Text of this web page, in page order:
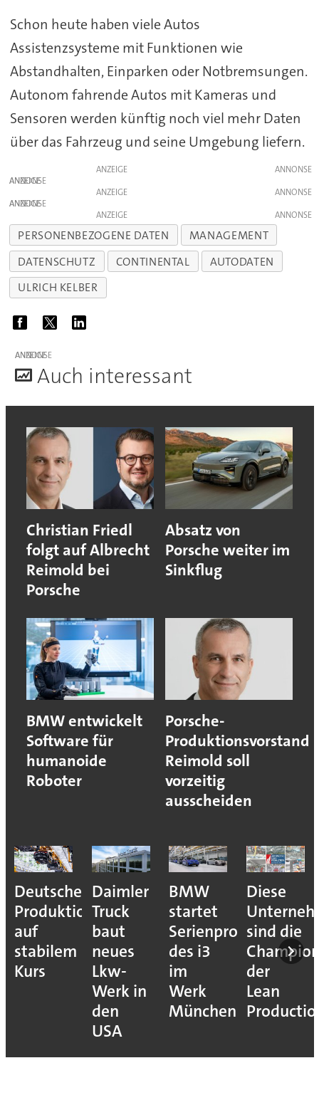
Schon heute haben viele Autos
Assistenzsysteme mit Funktionen wie
Abstandhalten, Einparken oder Notbremsungen.
Autonom fahrende Autos mit Kameras und
Sensoren werden künftig noch viel mehr Daten
über das Fahrzeug und seine Umgebung liefern.
ANZEIGE
ANZEIGE
ANZEIGE
ANZEIGE
ANZEIGE
PERSONENBEZOGENE DATEN
MANAGEMENT
DATENSCHUTZ
CONTINENTAL
AUTODATEN
ULRICH KELBER
ANZEIGE
Auch interessant
Christian Friedl
folgt auf Albrecht
Reimold bei
Porsche
Absatz von
Porsche weiter im
Sinkflug
BMW entwickelt
Software für
humanoide
Roboter
Porsche-
Produktionsvorstand
Reimold soll
vorzeitig
ausscheiden
Deutsche
Produktion
auf
stabilem
Kurs
Daimler
Truck
baut
neues
Lkw-
Werk in
den
USA
BMW
startet
Serienproduktion
des i3
im
Werk
München
Diese
sind die
der
Lean